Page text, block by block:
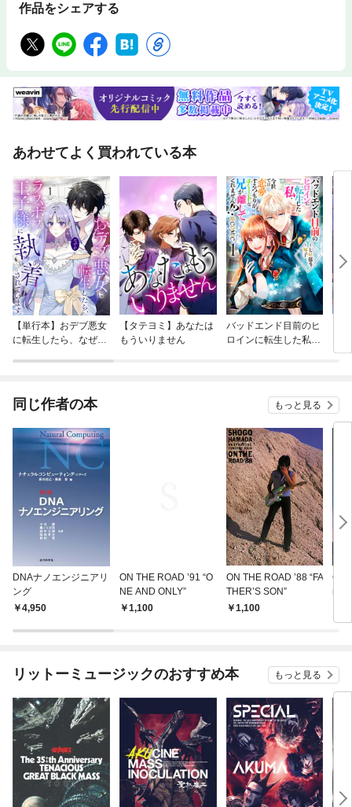
作品をシェアする
あわせてよく買われている本
【単行本】おデブ悪女
に転生したら、なぜか
【タテヨミ】あなたは
もういりません
バッドエンド目前のヒ
ロインに転生した私、
同じ作者の本 もっと見る
DNAナノエンジニアリ
ング
4,950
ON THE ROAD ’91 “O
NE AND ONLY”
1,100
ON THE ROAD ’88 “FA
THER’S SON”
1,100
ON
リットーミュージックのおすすめ本 もっと見る